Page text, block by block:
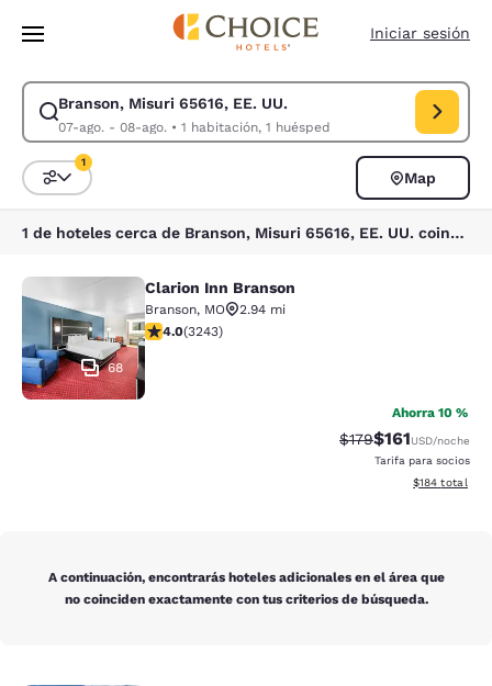
Pasar A Contenido Principal
Iniciar sesión
Branson, Misuri 65616, EE. UU.
07-ago. - 08-ago.• 1 habitación, 1 huésped
Modificar la búsqueda de Branson, Misuri 65616, EE. UU.. Fecha de
Ordenar y filtrar
1
Map
1 de hoteles cerca de Branson, Misuri 65616, EE. UU. coinciden con tus filtros
Clarion Inn Branson
68
Clarion Inn Branson
Branson, MO
2.94 mi
calificación de 4.05 estrellas. Muy bueno. 3243
4.0(3243)
Ahorra 10 %
Precio tachado:
$179Precio con
$161USD/noche
Tarifa para socios
Ver detalles
$184 total
A continuación, encontrarás hoteles adicionales en el área que
no coinciden exactamente con tus criterios de búsqueda.